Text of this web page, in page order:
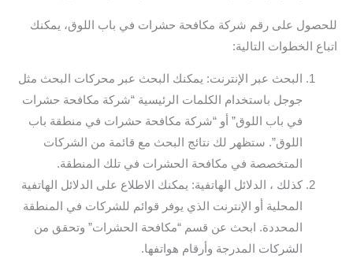
للحصول على رقم شركة مكافحة حشرات في باب اللوق، يمكنك
اتباع الخطوات التالية:
البحث عبر الإنترنت: يمكنك البحث عبر محركات البحث مثل
جوجل باستخدام الكلمات الرئيسية “شركة مكافحة حشرات
في باب اللوق” أو “شركة مكافحة حشرات في منطقة باب
اللوق”. ستظهر لك نتائج البحث مع قائمة من الشركات
المتخصصة في مكافحة الحشرات في تلك المنطقة.
كذلك ، الدلائل الهاتفية: يمكنك الاطلاع على الدلائل الهاتفية
المحلية أو الإنترنت الذي يوفر قوائم للشركات في المنطقة
المحددة. ابحث عن قسم “مكافحة الحشرات” وتحقق من
الشركات المدرجة وأرقام هواتفها.